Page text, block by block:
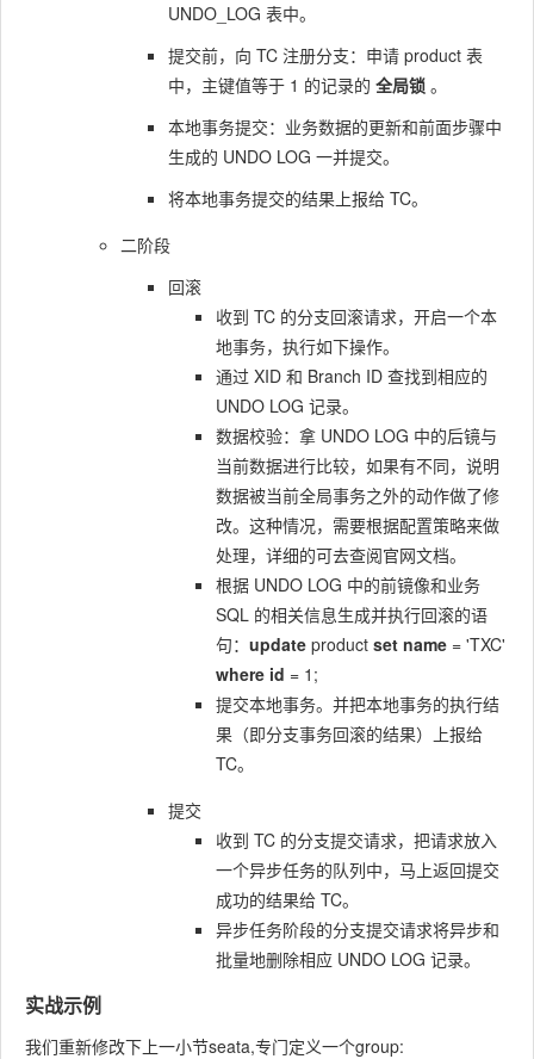
UNDO_LOG 表中。
提交前，向 TC 注册分支：申请 product 表
中，主键值等于 1 的记录的 全局锁 。
本地事务提交：业务数据的更新和前面步骤中
生成的 UNDO LOG 一并提交。
将本地事务提交的结果上报给 TC。
二阶段
回滚
收到 TC 的分支回滚请求，开启一个本
地事务，执行如下操作。
通过 XID 和 Branch ID 查找到相应的
UNDO LOG 记录。
数据校验：拿 UNDO LOG 中的后镜与
当前数据进行比较，如果有不同，说明
数据被当前全局事务之外的动作做了修
改。这种情况，需要根据配置策略来做
处理，详细的可去查阅官网文档。
根据 UNDO LOG 中的前镜像和业务
SQL 的相关信息生成并执行回滚的语
句： update product set name = 'TXC'
where id = 1;
提交本地事务。并把本地事务的执行结
果（即分支事务回滚的结果）上报给
TC。
提交
收到 TC 的分支提交请求，把请求放入
一个异步任务的队列中，马上返回提交
成功的结果给 TC。
异步任务阶段的分支提交请求将异步和
批量地删除相应 UNDO LOG 记录。
实战示例
我们重新修改下上一小节seata,专门定义一个group: